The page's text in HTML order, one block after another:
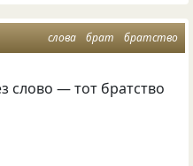
слова брат братство
слово — тот братство